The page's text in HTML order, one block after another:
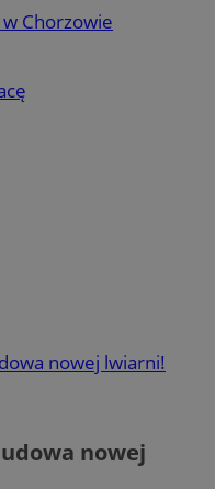
Chorzowie
nowej lwiarni!
nowej